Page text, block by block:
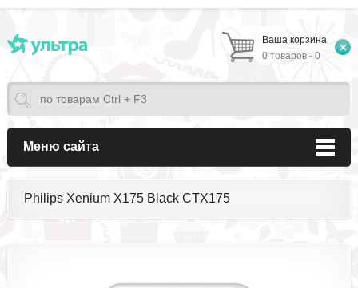
Ваша корзина
0 товаров - 0
Меню сайта
Philips Xenium X175 Black CTX175